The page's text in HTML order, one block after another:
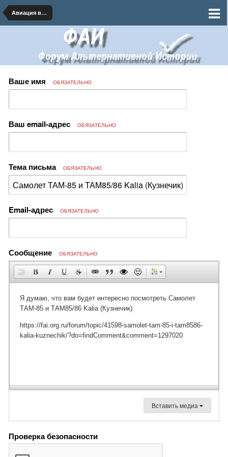
Авиация военная и гражданская
Ваше имя ОБЯЗАТЕЛЬНО
Ваш email-адрес ОБЯЗАТЕЛЬНО
Тема письма ОБЯЗАТЕЛЬНО
Email-адрес ОБЯЗАТЕЛЬНО
Сообщение ОБЯЗАТЕЛЬНО
Вставить медиа
Проверка безопасности